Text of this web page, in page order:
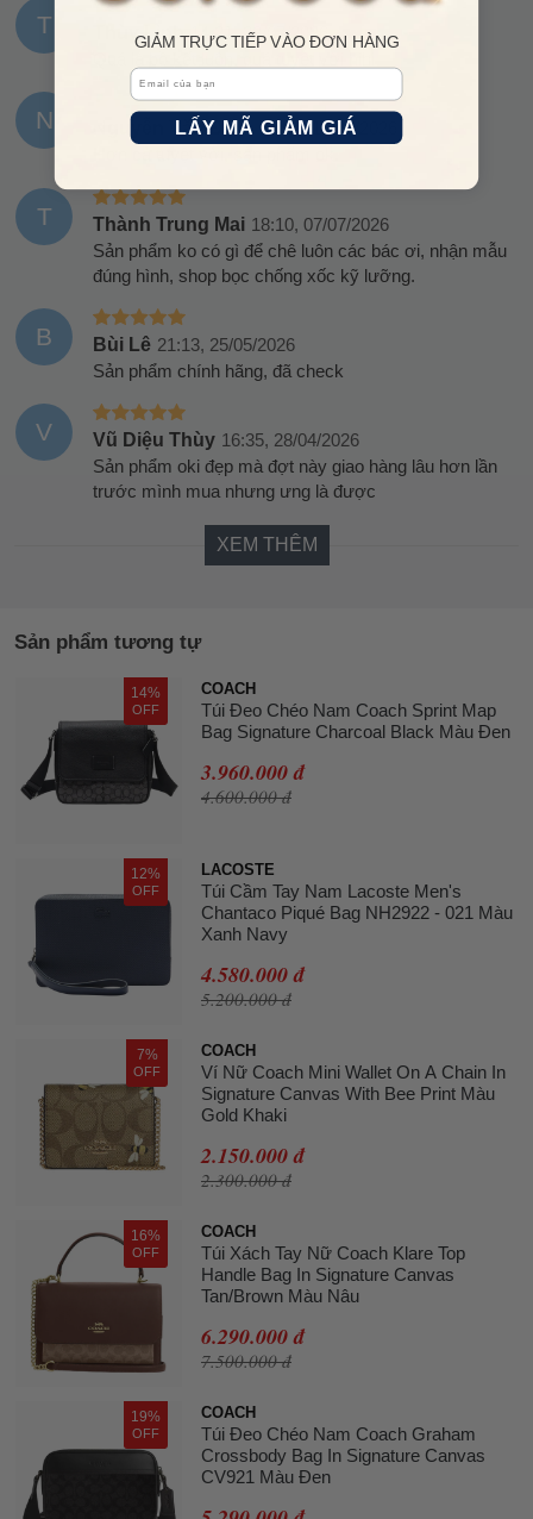
T Thùy Linh 14:21, 28/07/2026
N Nguyễn Văn Đức 16:31, 13/07/2026
T Thành Trung Mai 18:10, 07/07/2026
Sản phẩm ko có gì để chê luôn các bác ơi, nhận mẫu
đúng hình, shop bọc chống xốc kỹ lưỡng.
B Bùi Lê 21:13, 25/05/2026
Sản phẩm chính hãng, đã check
V Vũ Diệu Thùy 16:35, 28/04/2026
Sản phẩm oki đẹp mà đợt này giao hàng lâu hơn lần
trước mình mua nhưng ưng là được
XEM THÊM
Sản phẩm tương tự
14%
OFF
COACH
Túi Đeo Chéo Nam Coach Sprint Map
Bag Signature Charcoal Black Màu Đen
3.960.000 đ
4.600.000 đ
12%
OFF
LACOSTE
Túi Cầm Tay Nam Lacoste Men's
Chantaco Piqué Bag NH2922 - 021 Màu
Xanh Navy
4.580.000 đ
5.200.000 đ
7%
OFF
COACH
Ví Nữ Coach Mini Wallet On A Chain In
Signature Canvas With Bee Print Màu
Gold Khaki
2.150.000 đ
2.300.000 đ
16%
OFF
COACH
Túi Xách Tay Nữ Coach Klare Top
Handle Bag In Signature Canvas
Tan/Brown Màu Nâu
6.290.000 đ
7.500.000 đ
19%
OFF
COACH
Túi Đeo Chéo Nam Coach Graham
Crossbody Bag In Signature Canvas
CV921 Màu Đen
GIẢM TRỰC TIẾP VÀO ĐƠN HÀNG
Email
LẤY MÃ GIẢM GIÁ